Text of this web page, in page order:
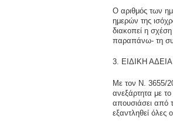
Ο αριθμός των
ημερών της
διακοπεί η
παραπάνω- τη
3. ΕΙΔΙΚΗ
Με τον Ν. 3655/
ανεξάρτητα με
απουσιάσει από
εξαντληθεί όλες